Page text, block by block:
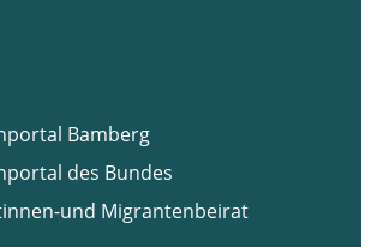
Bamberg
des Bundes
und Migrantenbeirat